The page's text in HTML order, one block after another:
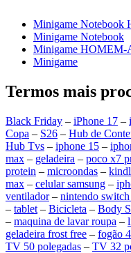
Minigame
Minigame Notebook
Minigame
Minigame
Termos mais
Black Friday – iPhone 17 –
Copa – S26 – Hub de
Hub Tvs – iphone 15 –
max – geladeira – poco x7
protein – microondas –
max – celular samsung –
ventilador– nintendo switch
– tablet – Bicicleta – Body
– maquina de lavar roupa –
geladeira frost free – fogão
TV 50 polegadas – TV 32